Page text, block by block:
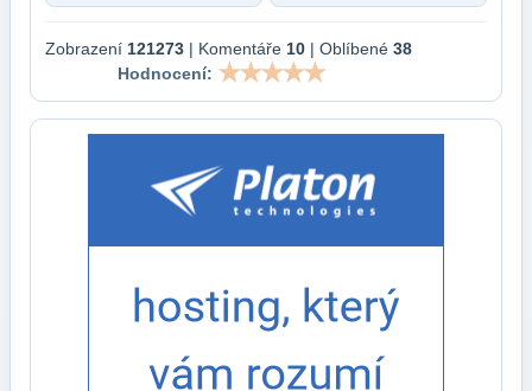
Zobrazení 121273 | Komentáře 10 | Oblíbené 38
Hodnocení: